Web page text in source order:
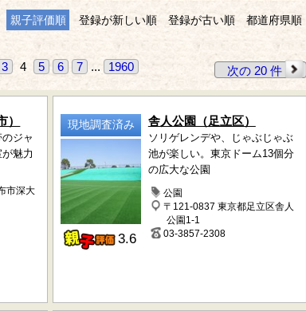
親子評価順 登録が新しい順 登録が古い順 都道府県順
3 4 5 6 7 ... 1960 次の 20 件
ジャ
魅力
市深大
現地調査済み
3.6
舎人公園（足立区）
ソリゲレンデや、じゃぶじゃぶ
池が楽しい。東京ドーム13個分
の広大な公園
公園
〒121-0837 東京都足立区舎人
公園1-1
03-3857-2308